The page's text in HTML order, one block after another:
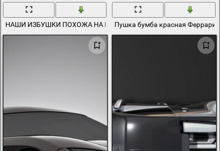
НАШИ ИЗБУШКИ ПОХОЖА НА ПУШКИПушка бумба красная Феррари